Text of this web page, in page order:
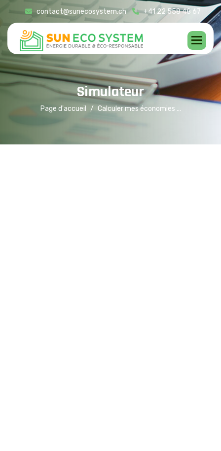
contact@sunecosystem.ch +41 22 558 48 67
Simulateur
Page d'accueil Calculer mes économies ...